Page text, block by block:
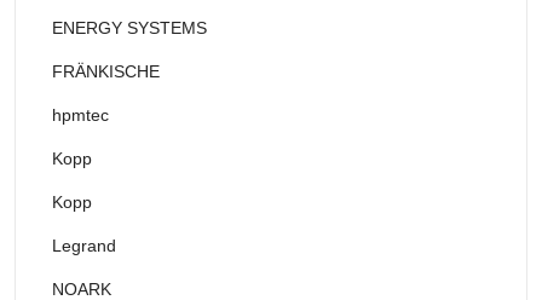
ENERGY SYSTEMS
FRÄNKISCHE
hpmtec
Kopp
Kopp
Legrand
NOARK